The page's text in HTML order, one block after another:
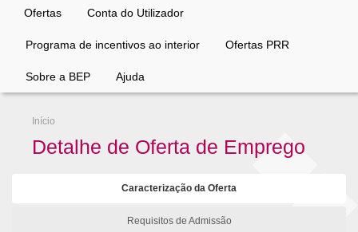
Ofertas Conta do Utilizador
Programa de incentivos ao interior Ofertas PRR
Sobre a BEP Ajuda
Início
Detalhe de Oferta de Emprego
Caracterização da Oferta
Requisitos de Admissão